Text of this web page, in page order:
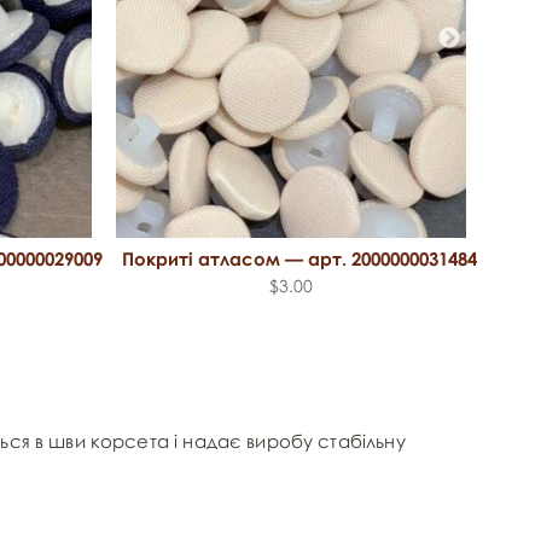
Покриті атласом — арт. 2000000031484
$3.00
в шви корсета і надає виробу стабільну